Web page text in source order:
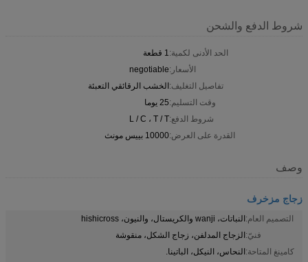
شروط الدفع والشحن
الحد الأدنى لكمية:1 قطعة
الأسعار:negotiable
تفاصيل التغليف:الخشب الرقائقي التعبئة
وقت التسليم:25 يوما
شروط الدفع:L / C ، T / T
القدرة على العرض:10000 بييس مونث
وصف
زجاج مزخرف
التصميم العام:النباتات، wanji والكريستال، والنيون، hishicross
فنيّ:الزجاج المدلفن، زجاج الشكل، منقوشة
كامينغ المتاحة:النحاس، النيكل، الباتينا.